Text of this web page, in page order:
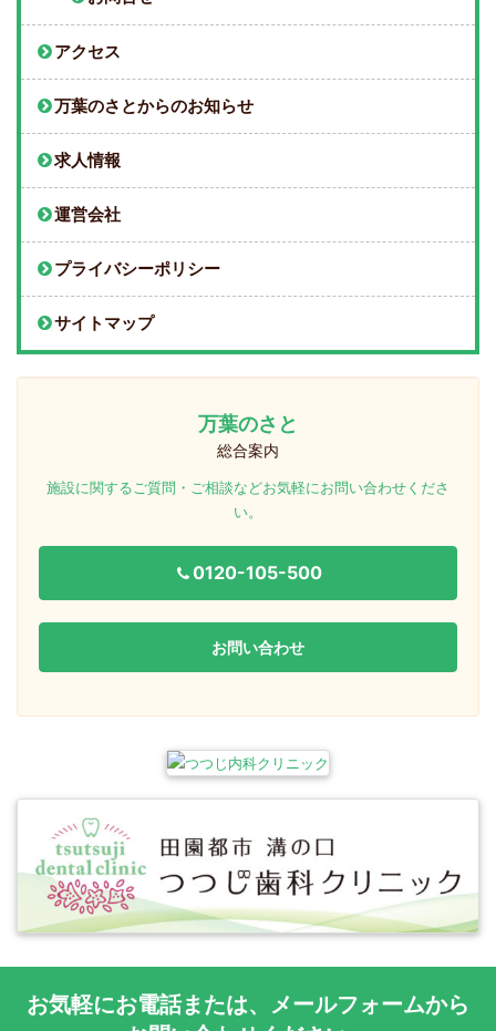
アクセス
万葉のさとからのお知らせ
求人情報
運営会社
プライバシーポリシー
サイトマップ
万葉のさと
総合案内
施設に関するご質問・ご相談などお気軽にお問い合わせくださ
い。
0120-105-500
お問い合わせ
お気軽にお電話または、 メールフォームから